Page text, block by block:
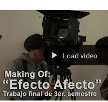
Load video